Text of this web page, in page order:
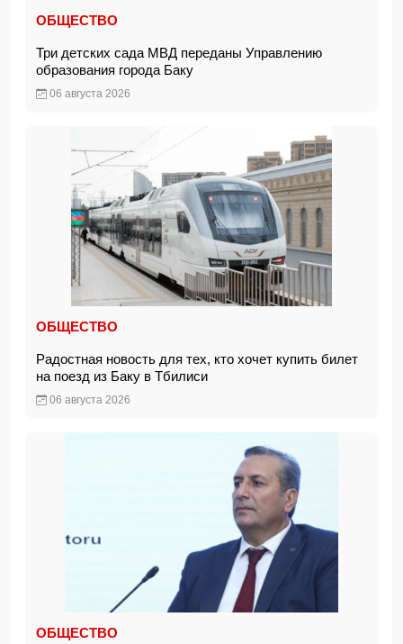
ОБЩЕСТВО
Три детских сада МВД переданы Управлению
образования города Баку
06 августа 2026
ОБЩЕСТВО
Радостная новость для тех, кто хочет купить билет
на поезд из Баку в Тбилиси
06 августа 2026
ОБЩЕСТВО